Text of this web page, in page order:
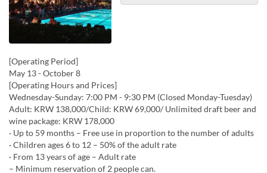
[Operating Period]
May 13 - October 8
[Operating Hours and Prices]
Wednesday-Sunday: 7:00 PM - 9:30 PM (Closed Monday-Tuesday)
Adult: KRW 138,000/Child: KRW 69,000/ Unlimited draft beer and
wine package: KRW 178,000
· Up to 59 months – Free use in proportion to the number of adults
· Children ages 6 to 12 – 50% of the adult rate
· From 13 years of age – Adult rate
– Minimum reservation of 2 people can.